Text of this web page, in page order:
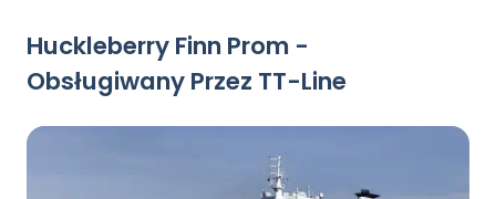
Huckleberry Finn Prom -
Obsługiwany Przez TT-Line